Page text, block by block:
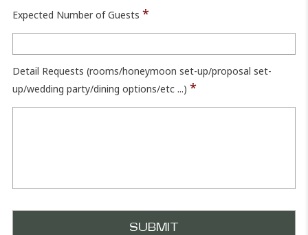
Expected Number of Guests *
Detail Requests (rooms/honeymoon set-up/proposal set-
up/wedding party/dining options/etc ...) *